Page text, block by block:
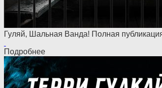
Гуляй, Шальная Ванда! Полная
Подробнее